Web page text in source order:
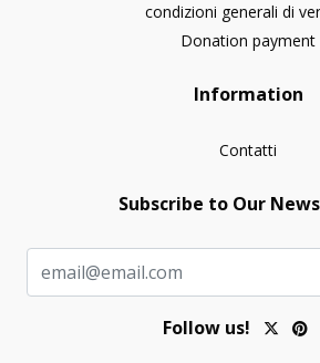
condizioni generali di
Donation payment
Information
Contatti
Subscribe to Our
Follow us!